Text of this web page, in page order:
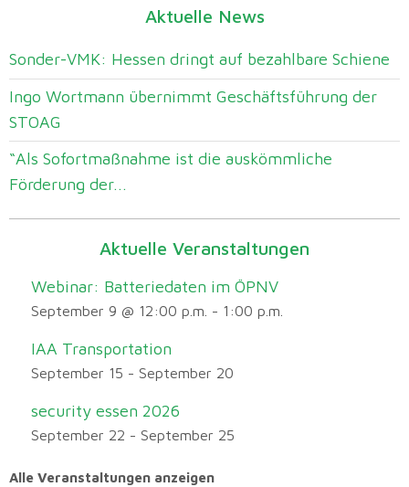
Aktuelle News
Sonder-VMK: Hessen dringt auf bezahlbare Schiene
Ingo Wortmann übernimmt Geschäftsführung der
STOAG
“Als Sofortmaßnahme ist die auskömmliche
Förderung der...
Aktuelle Veranstaltungen
Webinar: Batteriedaten im ÖPNV
September 9 @ 12:00 p.m. - 1:00 p.m.
IAA Transportation
September 15 - September 20
security essen 2026
September 22 - September 25
Alle Veranstaltungen anzeigen